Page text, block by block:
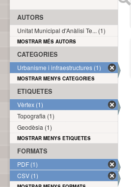
AUTORS
Unitat Municipal d'Anàlisi Te... (1)
MOSTRAR MÉS AUTORS
CATEGORIES
Urbanisme i infraestructures (1)
MOSTRAR MENYS CATEGORIES
ETIQUETES
Vèrtex (1)
Topografia (1)
Geodèsia (1)
MOSTRAR MENYS ETIQUETES
FORMATS
PDF (1)
CSV (1)